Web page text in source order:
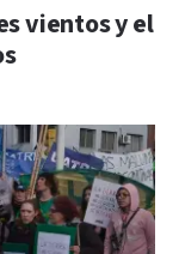
vientos y el